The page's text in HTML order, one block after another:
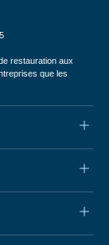
restauration aux
que les